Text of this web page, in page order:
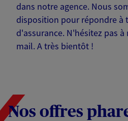
dans notre agence. Nous
disposition pour répondre à
d'assurance. N'hésitez pas
mail. A très bientôt !
Nos offres